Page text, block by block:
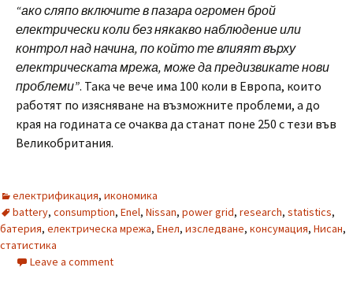
“ако сляпо включите в пазара огромен брой
електрически коли без някакво наблюдение или
контрол над начина, по който те влияят върху
електрическата мрежа, може да предизвикате нови
проблеми”. Така че вече има 100 коли в Европа, които
работят по изясняване на възможните проблеми, а до
края на годината се очаква да станат поне 250 с тези във
Великобритания.
електрификация, икономика
battery, consumption, Enel, Nissan, power grid, research, statistics,
батерия, електрическа мрежа, Енел, изследване, консумация, Нисан,
статистика
Leave a comment